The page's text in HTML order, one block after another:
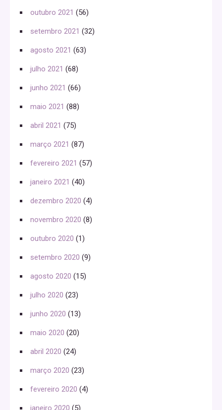
outubro 2021 (56)
setembro 2021 (32)
agosto 2021 (63)
julho 2021 (68)
junho 2021 (66)
maio 2021 (88)
abril 2021 (75)
março 2021 (87)
fevereiro 2021 (57)
janeiro 2021 (40)
dezembro 2020 (4)
novembro 2020 (8)
outubro 2020 (1)
setembro 2020 (9)
agosto 2020 (15)
julho 2020 (23)
junho 2020 (13)
maio 2020 (20)
abril 2020 (24)
março 2020 (23)
fevereiro 2020 (4)
janeiro 2020 (5)